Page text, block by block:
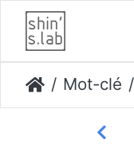
Mot-clé